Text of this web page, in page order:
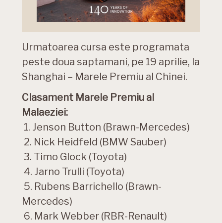
Urmatoarea cursa este programata
peste doua saptamani, pe 19 aprilie, la
Shanghai – Marele Premiu al Chinei.
Clasament Marele Premiu al
Malaeziei:
1. Jenson Button (Brawn-Mercedes)
2. Nick Heidfeld (BMW Sauber)
3. Timo Glock (Toyota)
4. Jarno Trulli (Toyota)
5. Rubens Barrichello (Brawn-
Mercedes)
6. Mark Webber (RBR-Renault)